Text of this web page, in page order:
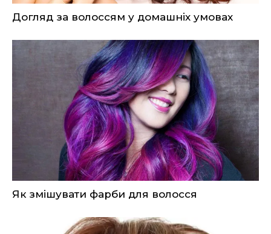
Догляд за волоссям у домашніх умовах
Як змішувати фарби для волосся